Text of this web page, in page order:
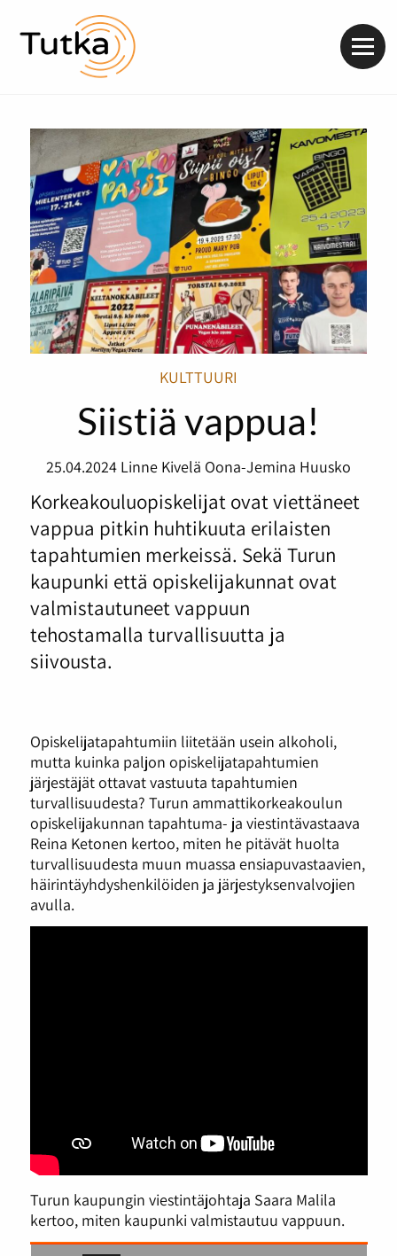
KULTTUURI
Siistiä vappua!
25.04.2024 Linne Kivelä Oona-Jemina Huusko
Korkeakouluopiskelijat ovat viettäneet
vappua pitkin huhtikuuta erilaisten
tapahtumien merkeissä. Sekä Turun
kaupunki että opiskelijakunnat ovat
valmistautuneet vappuun
tehostamalla turvallisuutta ja
siivousta.
Opiskelijatapahtumiin liitetään usein alkoholi,
mutta kuinka paljon opiskelijatapahtumien
järjestäjät ottavat vastuuta tapahtumien
turvallisuudesta? Turun ammattikorkeakoulun
opiskelijakunnan tapahtuma- ja viestintävastaava
Reina Ketonen kertoo, miten he pitävät huolta
turvallisuudesta muun muassa ensiapuvastaavien,
häirintäyhdyshenkilöiden ja järjestyksenvalvojien
avulla.
Turun kaupungin viestintäjohtaja Saara Malila
kertoo, miten kaupunki valmistautuu vappuun.